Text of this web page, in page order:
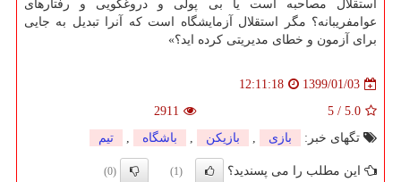
استقلال مصاحبه است یا بی پولی و دروغگویی و رفتارهای
عوامفریبانه؟ مگر استقلال آزمایشگاه است كه آنرا تبدیل به جایی
برای آزمون و خطای مدیریتی كرده اید؟»
1399/01/03
12:11:18
5.0
/
5
2911
تگهای خبر:
بازی , بازیكن , باشگاه , تیم
این مطلب را می پسندید؟ (1)
(0)